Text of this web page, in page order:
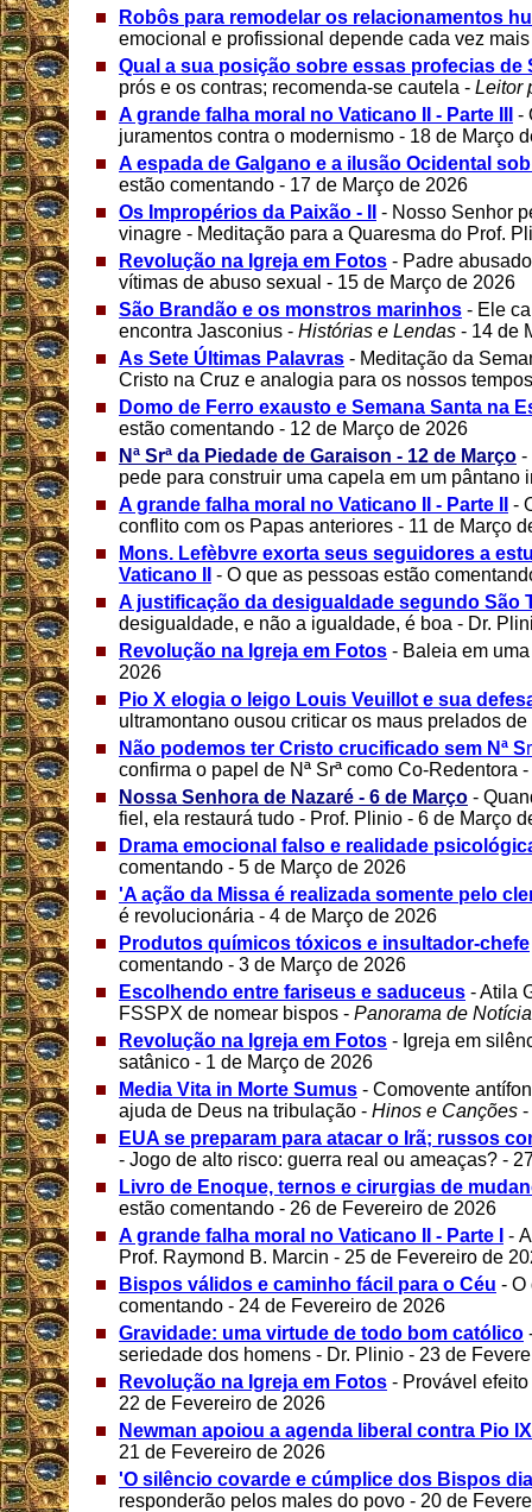
Robôs para remodelar os relacionamentos
emocional e profissional depende cada vez
Qual a sua posição sobre essas profecias de
prós e os contras; recomenda-se cautela - Leitor
A grande falha moral no Vaticano II - Parte III
-
juramentos contra o modernismo - 18 de Março
A espada de Galgano e a ilusão Ocidental
estão comentando - 17 de Março de 2026
Os Impropérios da Paixão - II
- Nosso Senhor
vinagre - Meditação para a Quaresma do Prof.
Revolução na Igreja em Fotos - Padre
vítimas de abuso sexual - 15 de Março de 2026
São Brandão e os monstros marinhos - Ele
encontra Jasconius - Histórias e Lendas - 14 de
As Sete Últimas Palavras - Meditação da
Cristo na Cruz e analogia para os nossos
Domo de Ferro exausto e Semana Santa na
estão comentando - 12 de Março de 2026
Nª Srª da Piedade de Garaison - 12 de Março -
pede para construir uma capela em um pântano
A grande falha moral no Vaticano II - Parte II
-
conflito com os Papas anteriores - 11 de Março
Mons. Lefèbvre exorta seus seguidores a
Vaticano II
- O que as pessoas estão
A justificação da desigualdade segundo São
desigualdade, e não a igualdade, é boa - Dr.
Revolução na Igreja em Fotos - Baleia em
2026
Pio X elogia o leigo Louis Veuillot e sua
ultramontano ousou criticar os maus prelados
Não podemos ter Cristo crucificado sem Nª S
confirma o papel de Nª Srª como Co-Redentora
Nossa Senhora de Nazaré - 6 de Março -
fiel, ela restaurá tudo - Prof. Plinio - 6 de Março
Drama emocional falso e realidade
comentando - 5 de Março de 2026
'A ação da Missa é realizada somente pelo
é revolucionária - 4 de Março de 2026
Produtos químicos tóxicos e insultador-chefe
comentando - 3 de Março de 2026
Escolhendo entre fariseus e saduceus - Atila
FSSPX de nomear bispos - Panorama de
Revolução na Igreja em Fotos - Igreja em
satânico - 1 de Março de 2026
Media Vita in Morte Sumus - Comovente
ajuda de Deus na tribulação - Hinos e Canções -
EUA se preparam para atacar o Irã; russos
- Jogo de alto risco: guerra real ou ameaças? -
Livro de Enoque, ternos e cirurgias de
estão comentando - 26 de Fevereiro de 2026
A grande falha moral no Vaticano II - Parte I
-
Prof. Raymond B. Marcin - 25 de Fevereiro de
Bispos válidos e caminho fácil para o Céu - O
comentando - 24 de Fevereiro de 2026
Gravidade: uma virtude de todo bom católico
seriedade dos homens - Dr. Plinio - 23 de
Revolução na Igreja em Fotos - Provável
22 de Fevereiro de 2026
Newman apoiou a agenda liberal contra Pio IX
21 de Fevereiro de 2026
'O silêncio covarde e cúmplice dos Bispos
responderão pelos males do povo - 20 de